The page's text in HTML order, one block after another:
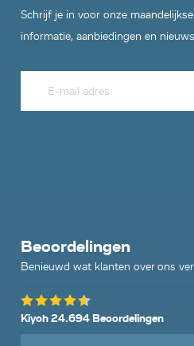
Schrijf je in voor onze
informatie, aanbiedingen en
Beoordelingen
Benieuwd wat klanten over ons
Kiyoh 24.694 Beoordelingen